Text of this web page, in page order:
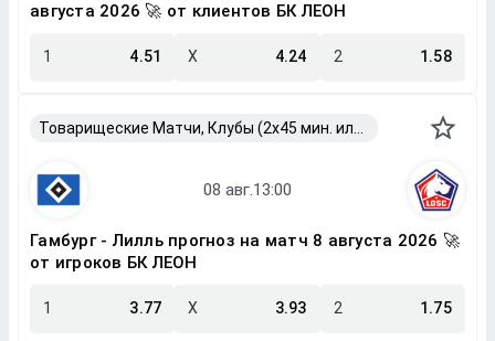
августа 2026 🚀 от клиентов БК ЛЕОН
1 4.51 X 4.24 2 1.58
Гамбург - Лилль прогноз на матч 8 августа 2026 🚀
от игроков БК ЛЕОН
1 3.77 X 3.93 2 1.75